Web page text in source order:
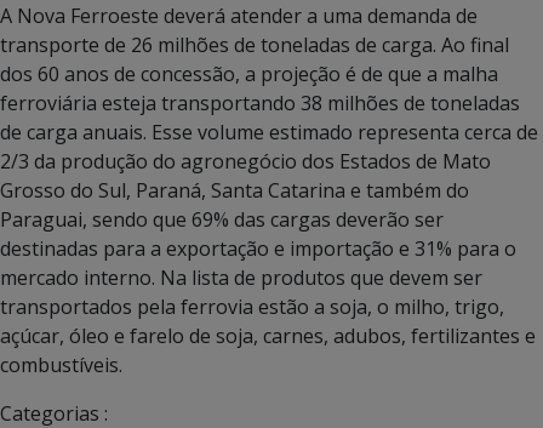
A Nova Ferroeste deverá atender a uma demanda de
transporte de 26 milhões de toneladas de carga. Ao final
dos 60 anos de concessão, a projeção é de que a malha
ferroviária esteja transportando 38 milhões de toneladas
de carga anuais. Esse volume estimado representa cerca de
2/3 da produção do agronegócio dos Estados de Mato
Grosso do Sul, Paraná, Santa Catarina e também do
Paraguai, sendo que 69% das cargas deverão ser
destinadas para a exportação e importação e 31% para o
mercado interno. Na lista de produtos que devem ser
transportados pela ferrovia estão a soja, o milho, trigo,
açúcar, óleo e farelo de soja, carnes, adubos, fertilizantes e
combustíveis.
Categorias :